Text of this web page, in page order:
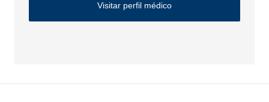
Visitar perfil médico